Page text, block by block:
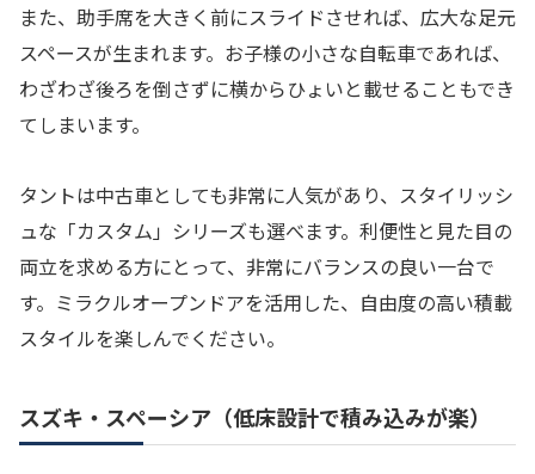
また、助手席を大きく前にスライドさせれば、広大な足元
スペースが生まれます。お子様の小さな自転車であれば、
わざわざ後ろを倒さずに横からひょいと載せることもでき
てしまいます。
タントは中古車としても非常に人気があり、スタイリッシ
ュな「カスタム」シリーズも選べます。利便性と見た目の
両立を求める方にとって、非常にバランスの良い一台で
す。ミラクルオープンドアを活用した、自由度の高い積載
スタイルを楽しんでください。
スズキ・スペーシア（低床設計で積み込みが楽）